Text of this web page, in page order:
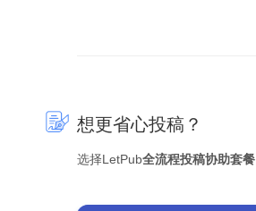
想更省心投稿？
选择LetPub全流程投稿协助套餐